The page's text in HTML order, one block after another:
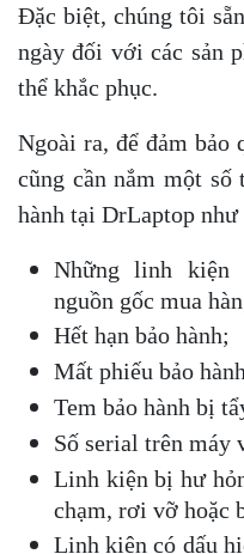
Đặc biệt, chúng tôi
ngày đối với các sản
thể khắc phục.
Ngoài ra, để đảm bảo
cũng cần nắm một
hành tại DrLaptop như
Những linh kiện
nguồn gốc mua
Hết hạn bảo hành;
Mất phiếu bảo
Tem bảo hành bị
Số serial trên máy
Linh kiện bị hư
chạm, rơi vỡ hoặc
Linh kiện có dấu